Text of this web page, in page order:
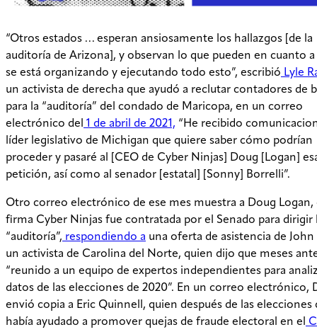
“Otros estados … esperan ansiosamente los hallazgos [de la
auditoría de Arizona], y observan lo que pueden en cuanto
se está organizando y ejecutando todo esto”, escribió Lyle
un activista de derecha que ayudó a reclutar contadores de
para la “auditoría” del condado de Maricopa, en un correo
electrónico del 1 de abril de 2021, “He recibido
líder legislativo de Michigan que quiere saber cómo podrían
proceder y pasaré al [CEO de Cyber Ninjas] Doug [Logan]
petición, así como al senador [estatal] [Sonny] Borrelli”.
Otro correo electrónico de ese mes muestra a Doug Logan,
firma Cyber Ninjas fue contratada por el Senado para dirigir
“auditoría”, respondiendo a una oferta de asistencia de
un activista de Carolina del Norte, quien dijo que meses
“reunido a un equipo de expertos independientes para
datos de las elecciones de 2020”. En un correo electrónico,
envió copia a Eric Quinnell, quien después de las elecciones
había ayudado a promover quejas de fraude electoral en el